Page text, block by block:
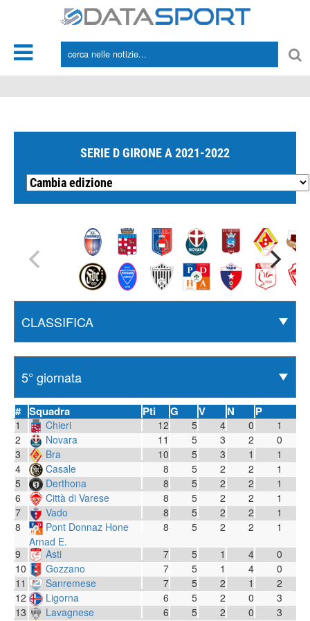
SERIE D GIRONE A 2021-2022
# Squadra Pti G V N P
1 Chieri 12 5 4 0
1
2
Novara 11 5 3 2
0
3
Bra 10 5 3 1
1
4
Casale 8 5 2 2
1
5
Derthona 8 5 2 2
1
6
Città di Varese 8 5 2 2
1
7
Vado 8 5 2 2
1
8
Pont Donnaz Hone
Arnad E.
8 5 2 2
1
9
Asti 7 5 1 4
0
10
Gozzano 7 5 1 4
0
11
Sanremese 7 5 2 1
2
12
Ligorna 6 5 2 0
3
13
Lavagnese 6 5 2 0
3